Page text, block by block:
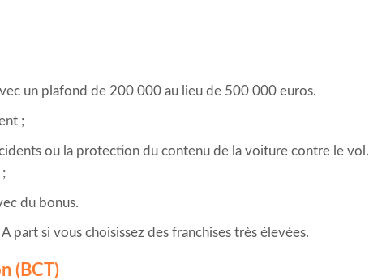
un plafond de 200 000 au lieu de 500 000 euros.
;
ou la protection du contenu de la voiture contre le vol.
;
du bonus.
part si vous choisissez des franchises très élevées.
(BCT)